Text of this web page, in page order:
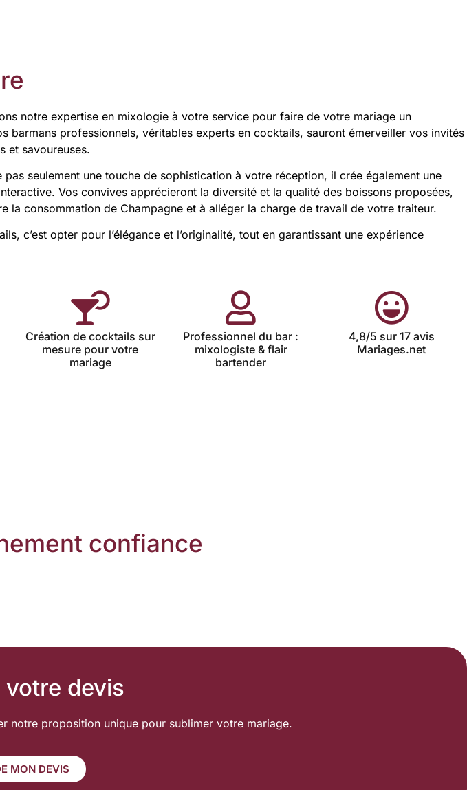
notre expertise en mixologie à votre service pour faire de votre mariage un
barmans professionnels, véritables experts en cocktails, sauront émerveiller vos invités
et savoureuses.
pas seulement une touche de sophistication à votre réception, il crée également une
Vos convives apprécieront la diversité et la qualité des boissons proposées,
la consommation de Champagne et à alléger la charge de travail de votre traiteur.
c’est opter pour l’élégance et l’originalité, tout en garantissant une expérience
Création de cocktails sur
mesure pour votre
mariage
Professionnel du bar :
mixologiste & flair
bartender
4,8/5 sur 17 avis
Mariages.net
confiance
votre devis
notre proposition unique pour sublimer votre mariage.
MON DEVIS